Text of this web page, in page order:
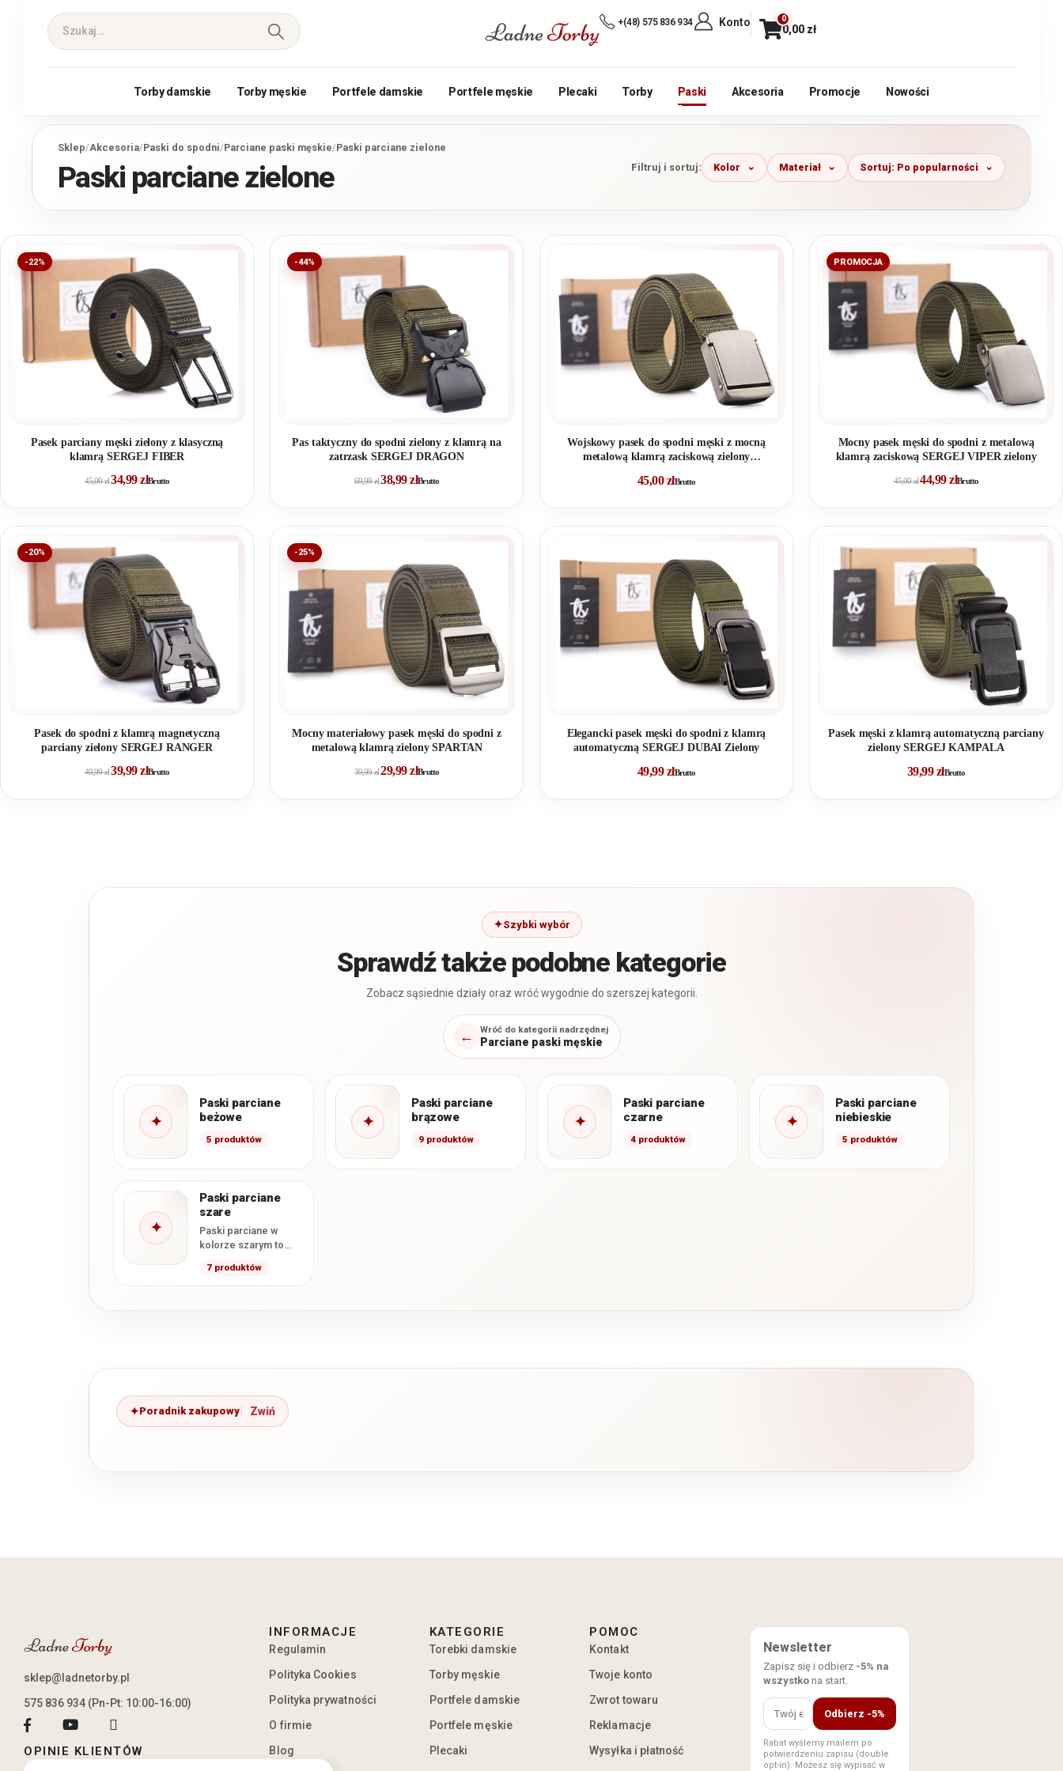
+(48) 575 836 934 Konto 0
0,00 zł
Torby damskie Torby męskie Portfele damskie Portfele męskie Plecaki Torby Paski Akcesoria Promocje Nowości
Sklep/Akcesoria/Paski do spodni/Parciane paski męskie/Paski parciane zielone
Paski parciane zielone Filtruj i sortuj: Kolor Materiał Sortuj: Po popularności
-22%
Pasek parciany męski zielony z klasyczną
klamrą SERGEJ FIBER
45,00zł34,99złBrutto
-44%
Pas taktyczny do spodni zielony z klamrą na
zatrzask SERGEJ DRAGON
69,99zł38,99złBrutto
Wojskowy pasek do spodni męski z mocną
metalową klamrą zaciskową zielony
45,00złBrutto
PROMOCJA
Mocny pasek męski do spodni z metalową
klamrą zaciskową SERGEJ VIPER zielony
45,00zł44,99złBrutto
-20%
Pasek do spodni z klamrą magnetyczną
parciany zielony SERGEJ RANGER
49,99zł39,99złBrutto
-25%
Mocny materiałowy pasek męski do spodni z
metalową klamrą zielony SPARTAN
39,99zł29,99złBrutto
Elegancki pasek męski do spodni z klamrą
automatyczną SERGEJ DUBAI Zielony
49,99złBrutto
Pasek męski z klamrą automatyczną parciany
zielony SERGEJ KAMPALA
39,99złBrutto
Szybki wybór
Sprawdź także podobne kategorie
Zobacz sąsiednie działy oraz wróć wygodnie do szerszej kategorii.
← Wróć do kategorii nadrzędnej
Parciane paski męskie
✦
Paski parciane
beżowe
5 produktów
✦
Paski parciane
brązowe
9 produktów
✦
Paski parciane
czarne
4 produktów
✦
Paski parciane
niebieskie
5 produktów
✦
Paski parciane
szare
Paski parciane w
kolorze szarym to
propozycja dla tych,
7 produktów
Poradnik zakupowy
sklep@ladnetorby.pl
575 836 934 (Pn-Pt: 10:00-16:00)
OPINIE KLIENTÓW
INFORMACJE
Regulamin
Polityka Cookies
Polityka prywatności
O firmie
Blog
KATEGORIE
Torebki damskie
Torby męskie
Portfele damskie
Portfele męskie
Plecaki
POMOC
Kontakt
Twoje konto
Zwrot towaru
Reklamacje
Wysyłka i płatność
Newsletter
Zapisz się i odbierz -5% na
wszystkona start.
Odbierz -5%
Rabat wyślemy mailem po
potwierdzeniu zapisu (double
opt-in). Możesz się wypisać w